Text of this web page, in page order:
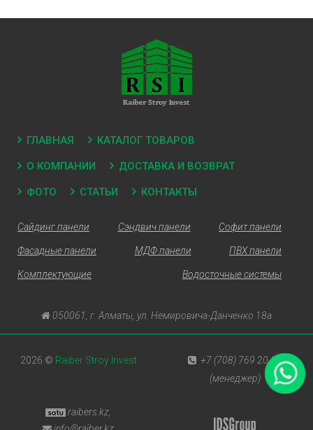
ГЛАВНАЯ КАТАЛОГ ТОВАРОВ
О КОМПАНИИ ДОСТАВКА И ВОЗВРАТ
ФОТО СТАТЬИ КОНТАКТЫ
Сайдинг панели Сэндвич панели Софит панели
Фасадные панели МДФ панели ПВХ панели
Комплектующие Водосточные системы
050061, г. Алматы, ул. Немировича-Данченко 18а
2026 © Raiber Stroy Invest
+7 (708) 769 20 10
(менеджер)
raibers.kz,